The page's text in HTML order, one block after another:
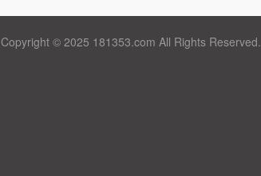
Copyright © 2025 181353.com All Rights Reserved.